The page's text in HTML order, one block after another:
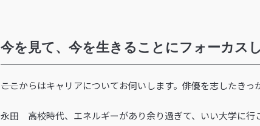
今を見て、今を生きることにフォーカス
――ここからはキャリアについてお伺いします。俳優を志したきっ
永田 高校時代、エネルギーがあり余り過ぎて、いい大学に行